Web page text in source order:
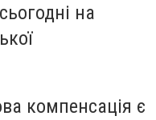
на
компенсація є